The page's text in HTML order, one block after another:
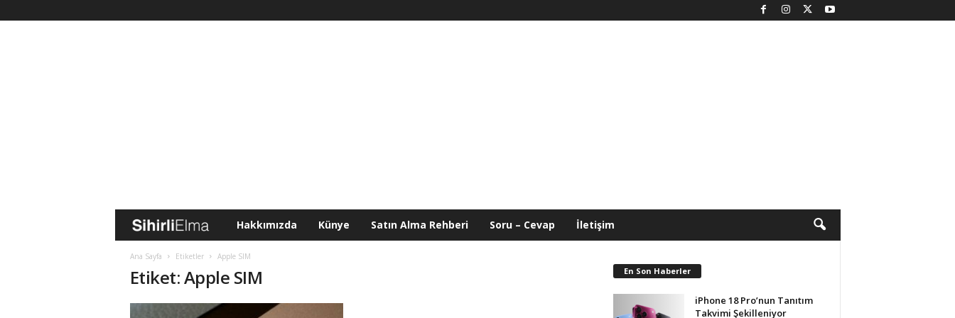
i
h
Hakkımızda Künye Satın Alma Rehberi Soru – Cevap İletişim
Ana Sayfa Etiketler Apple SIM
Etiket: Apple SIM En Son Haberler
iPhone 18 Pro’nun Tanıtım
Takvimi Şekilleniyor